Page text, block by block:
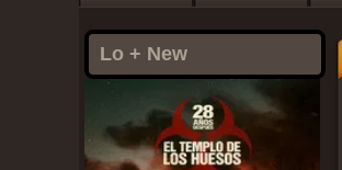
Lo + New